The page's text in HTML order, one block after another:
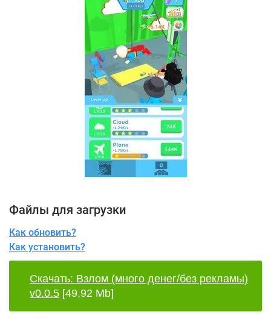
Файлы для загрузки
Как обновить?
Как установить?
Скачать: Взлом (много денег/без рекламы)
v0.0.5 [49,92 Mb]